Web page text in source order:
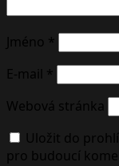
Jméno *
E-mail *
Webová stránka
Uložit do
pro budoucí